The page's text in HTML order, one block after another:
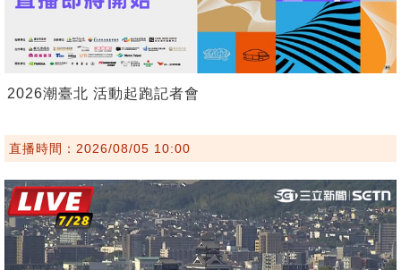
2026潮臺北 活動起跑記者會
直播時間：2026/08/05 10:00